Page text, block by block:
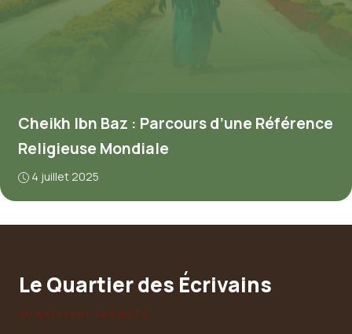
Cheikh Ibn Baz : Parcours d’une Référence
Religieuse Mondiale
4 juillet 2025
Le Quartier des Écrivains
OÙ NAISSENT LES MOTS